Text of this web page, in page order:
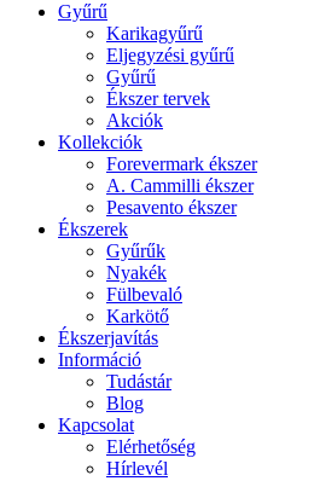
Gyűrű
Karikagyűrű
Eljegyzési gyűrű
Gyűrű
Ékszer tervek
Akciók
Kollekciók
Forevermark ékszer
A. Cammilli ékszer
Pesavento ékszer
Ékszerek
Gyűrűk
Nyakék
Fülbevaló
Karkötő
Ékszerjavítás
Információ
Tudástár
Blog
Kapcsolat
Elérhetőség
Hírlevél